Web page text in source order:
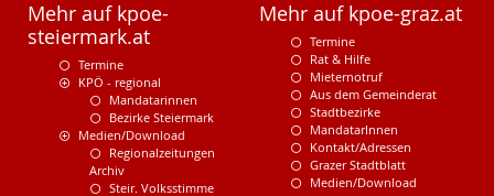
Mehr auf kpoe-
steiermark.at
Termine
KPÖ - regional
Mandatarinnen
Bezirke Steiermark
Medien/Download
Regionalzeitungen
Archiv
Steir. Volksstimme
Mehr auf kpoe-graz.at
Termine
Rat & Hilfe
Mieternotruf
Aus dem Gemeinderat
Stadtbezirke
MandatarInnen
Kontakt/Adressen
Grazer Stadtblatt
Medien/Download